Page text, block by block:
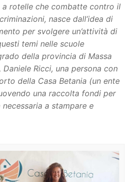
a rotelle che combatte contro il
nasce dall’idea di
per svolgere un’attività di
temi nelle scuole
della provincia di Massa
Ricci, una persona con
della Casa Betania (un ente
una raccolta fondi per
a stampare e